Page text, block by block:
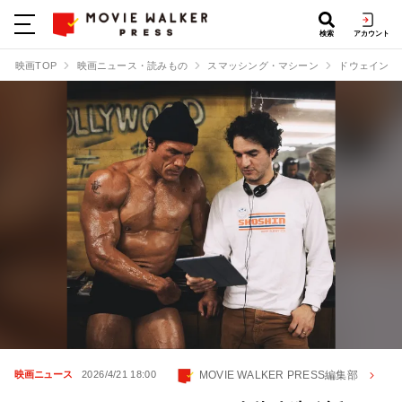
検索 アカウント
映画TOP 映画ニュース・読みもの スマッシング・マシーン ドウェイン
映画ニュース 2026/4/21 18:00 MOVIE WALKER PRESS編集部